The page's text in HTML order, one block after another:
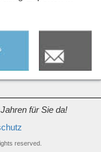
für Sie da!
reserved.